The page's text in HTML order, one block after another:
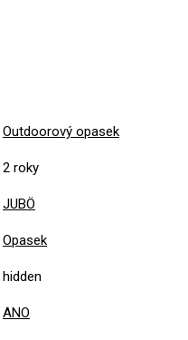
Outdoorový opasek
2 roky
JUBÖ
Opasek
hidden
ANO